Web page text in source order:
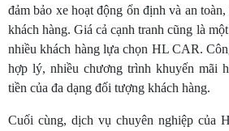
đảm bảo xe hoạt động ổn định và an
khách hàng. Giá cả cạnh tranh cũng là
nhiều khách hàng lựa chọn HL CAR.
hợp lý, nhiều chương trình khuyến mãi
tiền của đa dạng đối tượng khách hàng.
Cuối cùng, dịch vụ chuyên nghiệp của